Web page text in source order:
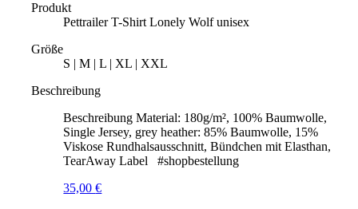
Produkt
Pettrailer T-Shirt Lonely Wolf unisex
Größe
S | M | L | XL | XXL
Beschreibung
Beschreibung Material: 180g/m², 100% Baumwolle,
Single Jersey, grey heather: 85% Baumwolle, 15%
Viskose Rundhalsausschnitt, Bündchen mit Elasthan,
TearAway Label #shopbestellung
35,00€